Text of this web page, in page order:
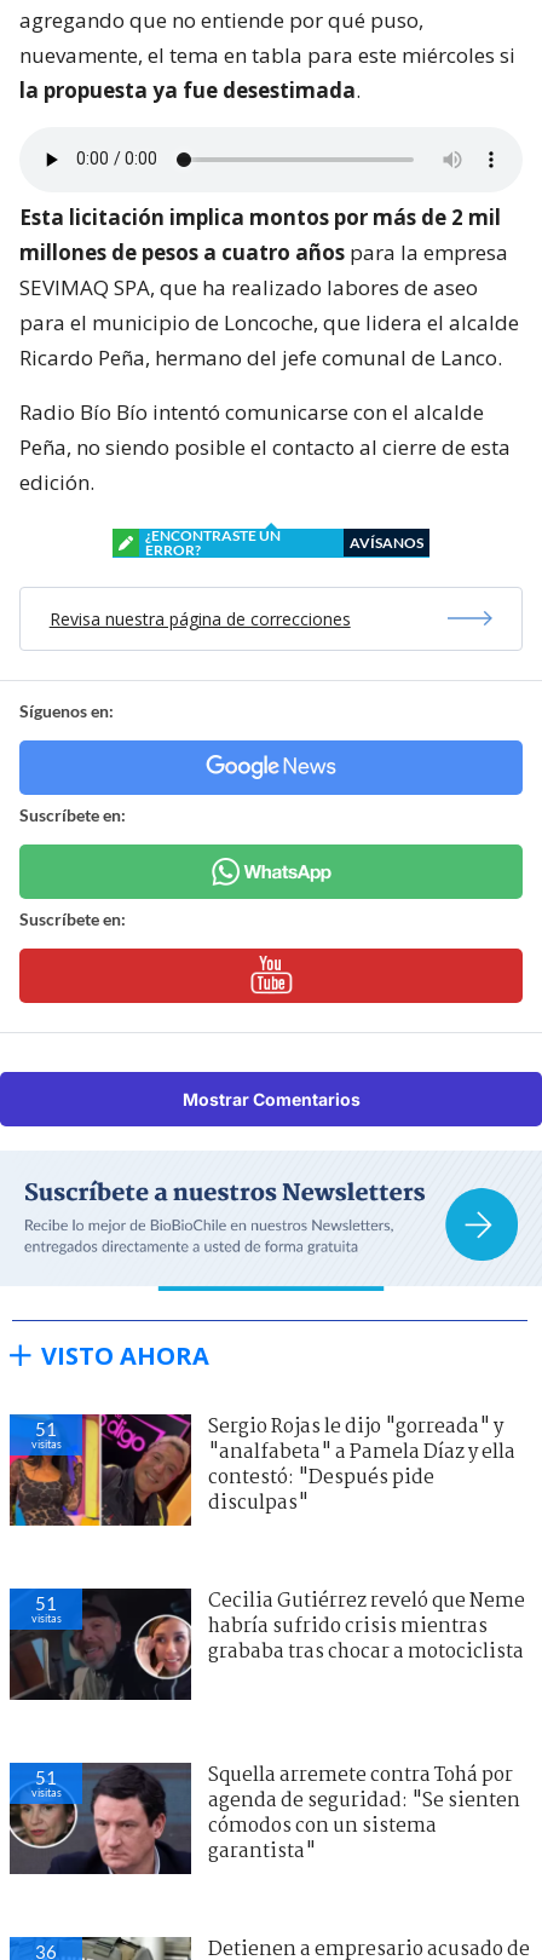
agregando que no entiende por qué puso,
nuevamente, el tema en tabla para este miércoles si
la propuesta ya fue desestimada.
Esta licitación implica montos por más de 2 mil
millones de pesos a cuatro años para la empresa
SEVIMAQ SPA, que ha realizado labores de aseo
para el municipio de Loncoche, que lidera el alcalde
Ricardo Peña, hermano del jefe comunal de Lanco.
Radio Bío Bío intentó comunicarse con el alcalde
Peña, no siendo posible el contacto al cierre de esta
edición.
¿ENCONTRASTE UN
ERROR?
AVÍSANOS
Revisa nuestra página de correcciones
Síguenos en:
Suscríbete en:
Suscríbete en:
Mostrar Comentarios
VISTO AHORA
51
visitas
Sergio Rojas le dijo "gorreada" y
"analfabeta" a Pamela Díaz y ella
contestó: "Después pide
disculpas"
51
visitas
Cecilia Gutiérrez reveló que Neme
habría sufrido crisis mientras
grababa tras chocar a motociclista
51
visitas
Squella arremete contra Tohá por
agenda de seguridad: "Se sienten
cómodos con un sistema
garantista"
36
Detienen a empresario acusado de